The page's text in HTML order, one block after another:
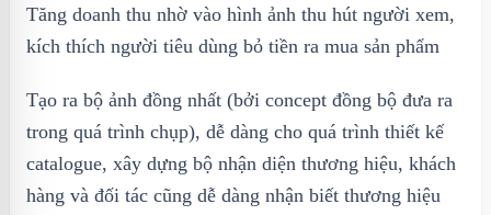
Tăng doanh thu nhờ vào hình ảnh thu hút người xem,
kích thích người tiêu dùng bỏ tiền ra mua sản phẩm
Tạo ra bộ ảnh đồng nhất (bởi concept đồng bộ đưa ra
trong quá trình chụp), dễ dàng cho quá trình thiết kế
catalogue, xây dựng bộ nhận diện thương hiệu, khách
hàng và đối tác cũng dễ dàng nhận biết thương hiệu